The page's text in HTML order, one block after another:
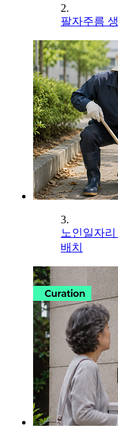
2.
팔자주름
3.
노인일자
배치